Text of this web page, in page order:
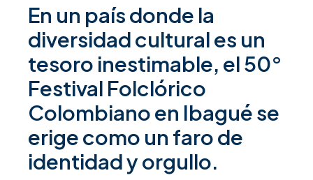
En un país donde la
diversidad cultural es un
tesoro inestimable, el 50°
Festival Folclórico
Colombiano en Ibagué se
erige como un faro de
identidad y orgullo.